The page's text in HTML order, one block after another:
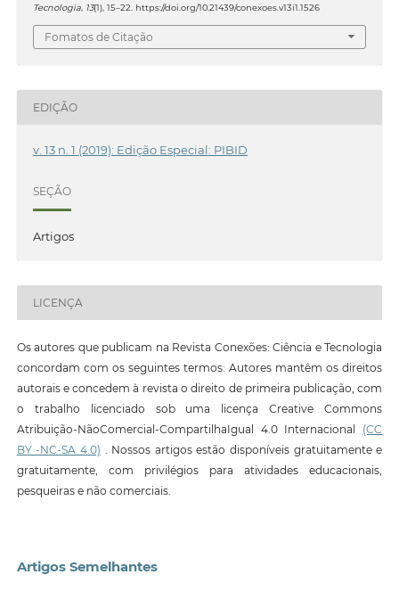
Tecnologia, 13(1), 15–22. https://doi.org/10.21439/conexoes.v13i1.1526
Fomatos de Citação
EDIÇÃO
v. 13 n. 1 (2019): Edição Especial: PIBID
SEÇÃO
Artigos
LICENÇA
Os autores que publicam na Revista Conexões: Ciência e Tecnologia
concordam com os seguintes termos: Autores mantêm os direitos
autorais e concedem à revista o direito de primeira publicação, com
o trabalho licenciado sob uma licença Creative Commons
Atribuição-NãoComercial-CompartilhaIgual 4.0 Internacional (CC
BY -NC-SA 4.0) . Nossos artigos estão disponíveis gratuitamente e
gratuitamente, com privilégios para atividades educacionais,
pesqueiras e não comerciais.
Artigos Semelhantes